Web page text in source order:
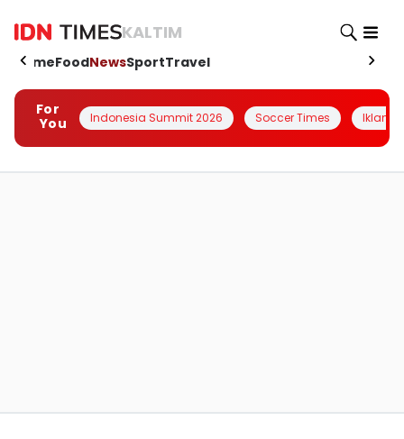
KALTIM
HomeFoodNewsSportTravel
For
You
Indonesia Summit 2026 Soccer Times Iklanin